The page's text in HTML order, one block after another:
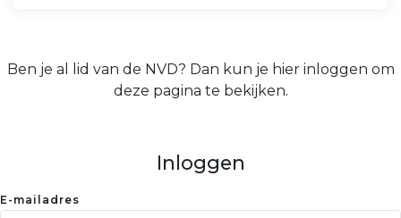
Ben je al lid van de NVD? Dan kun je hier inloggen om
deze pagina te bekijken.
Inloggen
E-mailadres